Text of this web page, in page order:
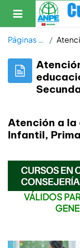
Salta al contenido
Panel lateral
Páginas del sitio
Atención a la
Infantil,
VÁLIDOS